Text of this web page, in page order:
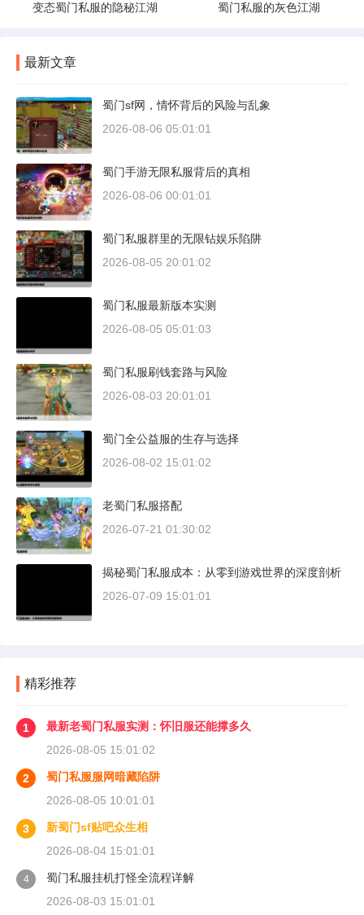
变态蜀门私服的隐秘江湖 蜀门私服的灰色江湖
最新文章
蜀门sf网，情怀背后的风险与乱象
2026-08-06 05:01:01
蜀门手游无限私服背后的真相
2026-08-06 00:01:01
蜀门私服群里的无限钻娱乐陷阱
2026-08-05 20:01:02
蜀门私服最新版本实测
2026-08-05 05:01:03
蜀门私服刷钱套路与风险
2026-08-03 20:01:01
蜀门全公益服的生存与选择
2026-08-02 15:01:02
老蜀门私服搭配
2026-07-21 01:30:02
揭秘蜀门私服成本：从零到游戏世界的深度剖析
2026-07-09 15:01:01
精彩推荐
1
最新老蜀门私服实测：怀旧服还能撑多久
2026-08-05 15:01:02
2
蜀门私服服网暗藏陷阱
2026-08-05 10:01:01
3
新蜀门sf贴吧众生相
2026-08-04 15:01:01
4
蜀门私服挂机打怪全流程详解
2026-08-03 15:01:01